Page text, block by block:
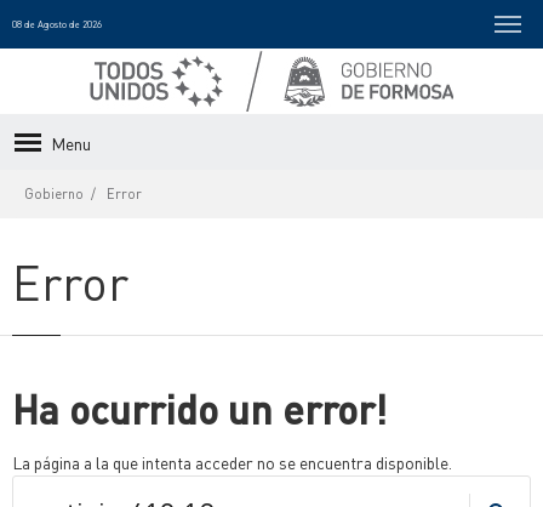
08 de Agosto de 2026
Menu
Gobierno Error
Error
Ha ocurrido un error!
La página a la que intenta acceder no se encuentra disponible.